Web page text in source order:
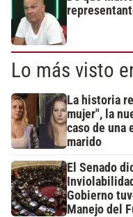
Lo más visto
La historia
mujer", la
caso de una
marido
El Senado
Gobierno
Manejo del